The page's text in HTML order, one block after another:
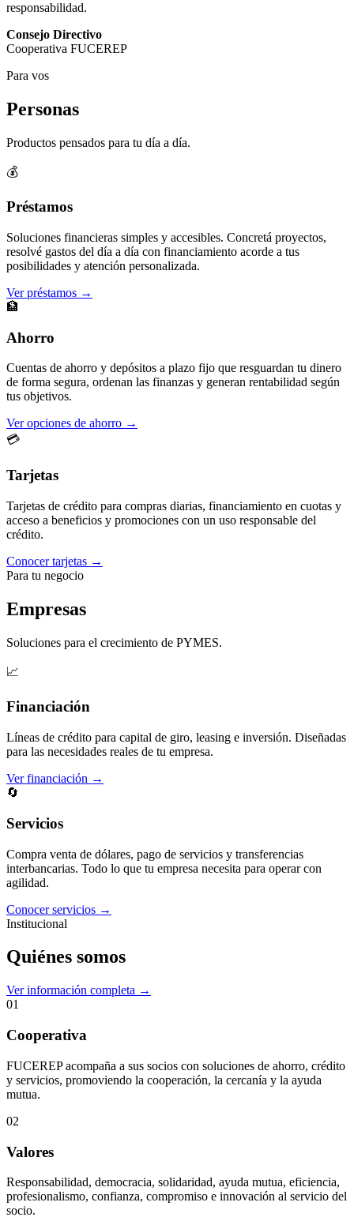
responsabilidad.
Consejo Directivo
Cooperativa FUCEREP
Para vos
Personas
Productos pensados para tu día a día.
💰
Préstamos
Soluciones financieras simples y accesibles. Concretá proyectos,
resolvé gastos del día a día con financiamiento acorde a tus
posibilidades y atención personalizada.
Ver préstamos →
🏦
Ahorro
Cuentas de ahorro y depósitos a plazo fijo que resguardan tu dinero
de forma segura, ordenan las finanzas y generan rentabilidad según
tus objetivos.
Ver opciones de ahorro →
💳
Tarjetas
Tarjetas de crédito para compras diarias, financiamiento en cuotas y
acceso a beneficios y promociones con un uso responsable del
crédito.
Conocer tarjetas →
Para tu negocio
Empresas
Soluciones para el crecimiento de PYMES.
📈
Financiación
Líneas de crédito para capital de giro, leasing e inversión. Diseñadas
para las necesidades reales de tu empresa.
Ver financiación →
🔄
Servicios
Compra venta de dólares, pago de servicios y transferencias
interbancarias. Todo lo que tu empresa necesita para operar con
agilidad.
Conocer servicios →
Institucional
Quiénes somos
Ver información completa →
01
Cooperativa
FUCEREP acompaña a sus socios con soluciones de ahorro, crédito
y servicios, promoviendo la cooperación, la cercanía y la ayuda
mutua.
02
Valores
Responsabilidad, democracia, solidaridad, ayuda mutua, eficiencia,
profesionalismo, confianza, compromiso e innovación al servicio del
socio.